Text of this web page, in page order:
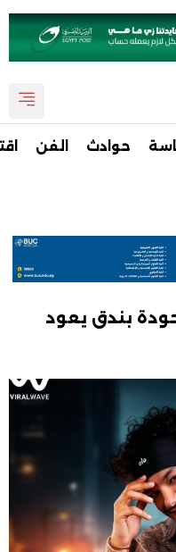
حوادث الفن
حودة بندق يعود